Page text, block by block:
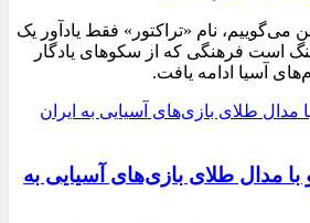
می‌گوییم، نام «تراکتور» فقط یادآور یک
است فرهنگی که از سکوهای یادگار
آسیا ادامه یافت.
مدال طلای بازی‌های آسیایی به